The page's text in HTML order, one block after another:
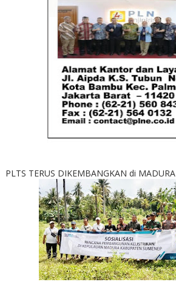
PLTS TERUS DIKEMBANGKAN di MADURA